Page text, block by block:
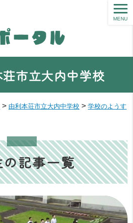
荘市立大内中学校
MENU
> 由利本荘市立大内中学校 >学校のようす
の記事一覧